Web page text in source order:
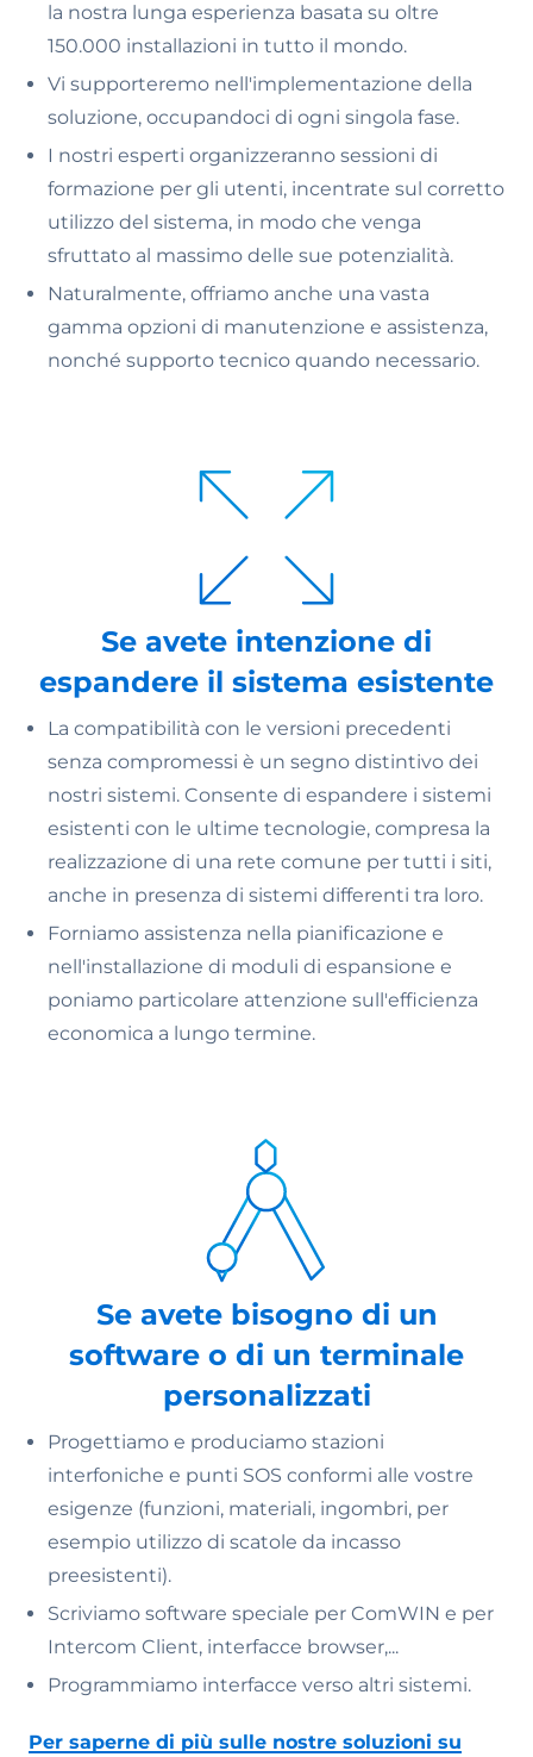
la nostra lunga esperienza basata su oltre
150.000 installazioni in tutto il mondo.
Vi supporteremo nell'implementazione della
soluzione, occupandoci di ogni singola fase.
I nostri esperti organizzeranno sessioni di
formazione per gli utenti, incentrate sul corretto
utilizzo del sistema, in modo che venga
sfruttato al massimo delle sue potenzialità.
Naturalmente, offriamo anche una vasta
gamma opzioni di manutenzione e assistenza,
nonché supporto tecnico quando necessario.
Se avete intenzione di
espandere il sistema esistente
La compatibilità con le versioni precedenti
senza compromessi è un segno distintivo dei
nostri sistemi. Consente di espandere i sistemi
esistenti con le ultime tecnologie, compresa la
realizzazione di una rete comune per tutti i siti,
anche in presenza di sistemi differenti tra loro.
Forniamo assistenza nella pianificazione e
nell'installazione di moduli di espansione e
poniamo particolare attenzione sull'efficienza
economica a lungo termine.
Se avete bisogno di un
software o di un terminale
personalizzati
Progettiamo e produciamo stazioni
interfoniche e punti SOS conformi alle vostre
esigenze (funzioni, materiali, ingombri, per
esempio utilizzo di scatole da incasso
preesistenti).
Scriviamo software speciale per ComWIN e per
Intercom Client, interfacce browser,...
Programmiamo interfacce verso altri sistemi.
Per saperne di più sulle nostre soluzioni su